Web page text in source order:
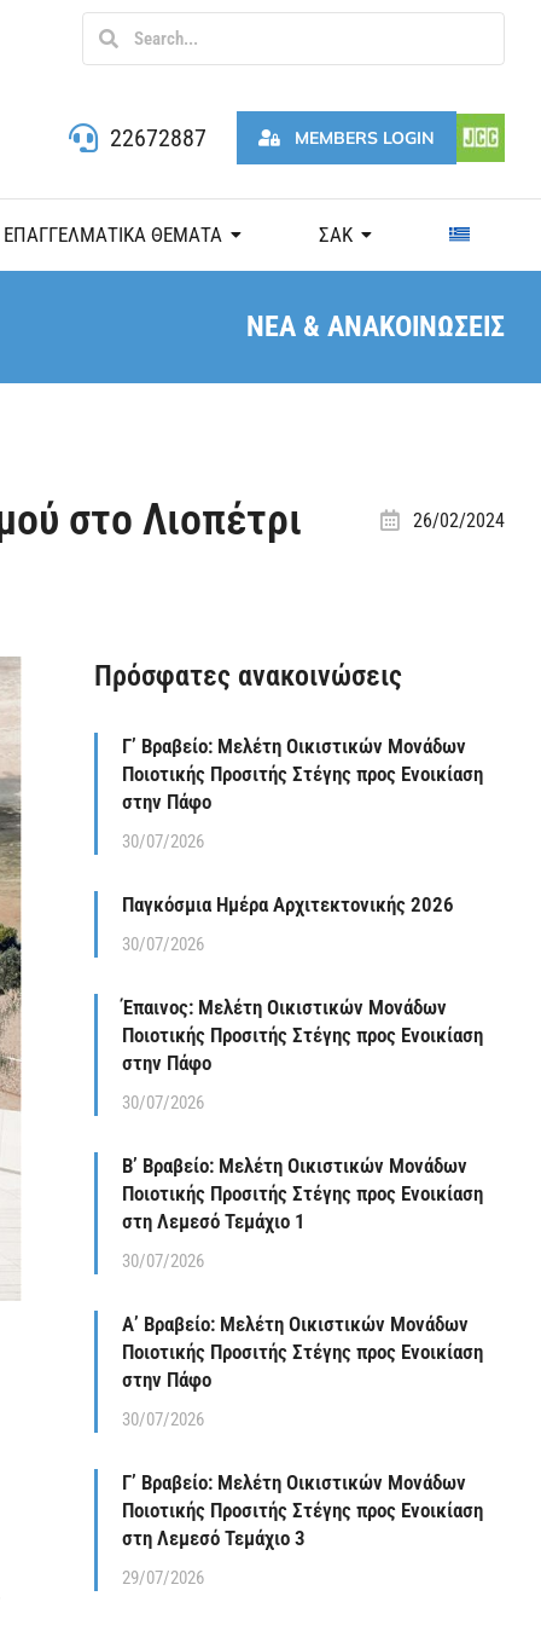
22672887 MEMBERS LOGIN
ΕΠΑΓΓΕΛΜΑΤΙΚΑ ΘΕΜΑΤΑ ΣΑΚ
ΝΕΑ & ΑΝΑΚΟΙΝΩΣΕΙΣ
στο Λιοπέτρι 26/02/2024
Πρόσφατες ανακοινώσεις
Γ’ Βραβείο: Μελέτη Οικιστικών Μονάδων
Ποιοτικής Προσιτής Στέγης προς Ενοικίαση
στην Πάφο
30/07/2026
Παγκόσμια Ημέρα Αρχιτεκτονικής 2026
30/07/2026
Έπαινος: Μελέτη Οικιστικών Μονάδων
Ποιοτικής Προσιτής Στέγης προς Ενοικίαση
στην Πάφο
30/07/2026
Β’ Βραβείο: Μελέτη Οικιστικών Μονάδων
Ποιοτικής Προσιτής Στέγης προς Ενοικίαση
στη Λεμεσό Τεμάχιο 1
30/07/2026
Α’ Βραβείο: Μελέτη Οικιστικών Μονάδων
Ποιοτικής Προσιτής Στέγης προς Ενοικίαση
στην Πάφο
30/07/2026
Γ’ Βραβείο: Μελέτη Οικιστικών Μονάδων
Ποιοτικής Προσιτής Στέγης προς Ενοικίαση
στη Λεμεσό Τεμάχιο 3
29/07/2026